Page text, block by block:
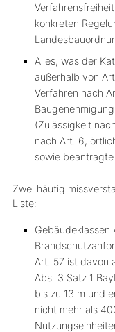
konkreten
Alles, was der
außerhalb von
Verfahren nach
(Zulässigkeit
nach Art. 6,
sowie
Zwei häufig
Liste:
Gebäudeklassen
Art. 57 ist davon
Abs. 3 Satz 1
bis zu 13 m und
nicht mehr als